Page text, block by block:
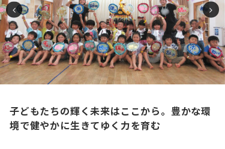
子どもたちの輝く未来はここから。豊かな環
境で健やかに生きてゆく力を育む